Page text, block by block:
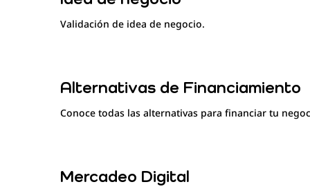
Validación de idea de negocio.
Alternativas de Financiamiento
Conoce todas las alternativas para financiar tu
Mercadeo Digital